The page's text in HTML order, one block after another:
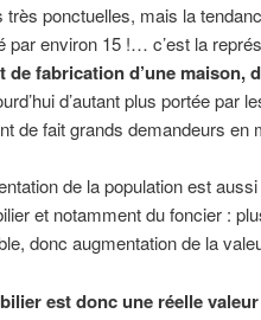
très ponctuelles, mais la
par environ 15 !… c’est la
de fabrication d’une maison,
d’autant plus portée par
de fait grands demandeurs en
de la population est
et notamment du foncier :
donc augmentation de la
est donc une réelle